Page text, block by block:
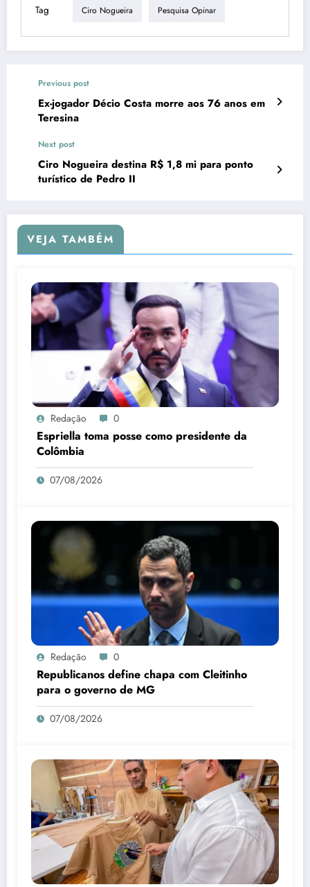
Tag Ciro Nogueira Pesquisa Opinar
Previous post
Ex-jogador Décio Costa morre aos 76 anos em
Teresina
Next post
Ciro Nogueira destina R$ 1,8 mi para ponto
turístico de Pedro II
VEJA TAMBÉM
Redação 0
Espriella toma posse como presidente da
Colômbia
07/08/2026
Redação 0
Republicanos define chapa com Cleitinho
para o governo de MG
07/08/2026